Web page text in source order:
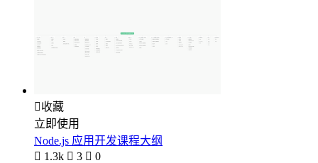
收藏
立即使用
Node.js 应用开发课程大纲
 1.3k  3  0